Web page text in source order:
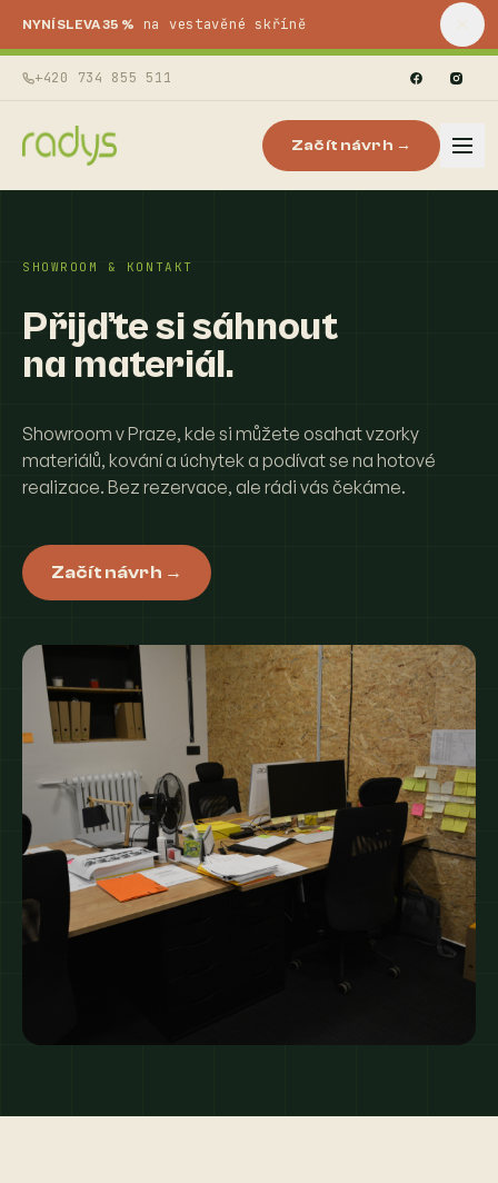
NYNÍ SLEVA 35 % na vestavěné skříně
+420 734 855 511
Začít návrh →
SHOWROOM & KONTAKT
Přijďte si sáhnout
na materiál.
Showroom v Praze, kde si můžete osahat vzorky
materiálů, kování a úchytek a podívat se na hotové
realizace. Bez rezervace, ale rádi vás čekáme.
Začít návrh →